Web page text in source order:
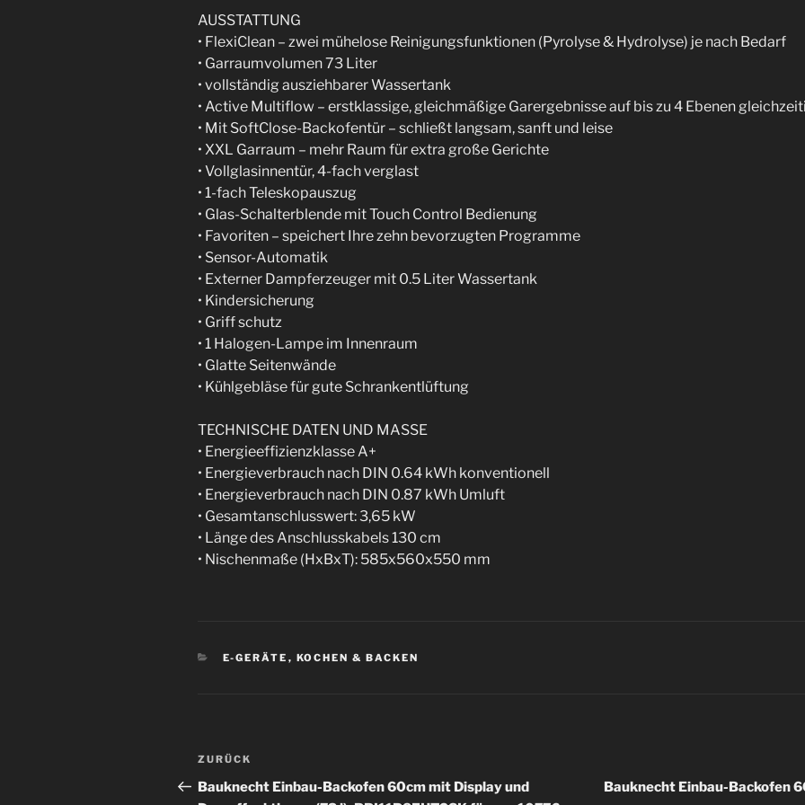
AUSSTATTUNG
• FlexiClean – zwei mühelose Reinigungsfunktionen (Pyrolyse & Hydrolyse) je nach Bedarf
• Garraumvolumen 73 Liter
• vollständig ausziehbarer Wassertank
• Active Multiflow – erstklassige, gleichmäßige Garergebnisse auf bis zu 4 Ebenen
• Mit SoftClose-Backofentür – schließt langsam, sanft und leise
• XXL Garraum – mehr Raum für extra große Gerichte
• Vollglasinnentür, 4-fach verglast
• 1-fach Teleskopauszug
• Glas-Schalterblende mit Touch Control Bedienung
• Favoriten – speichert Ihre zehn bevorzugten Programme
• Sensor-Automatik
• Externer Dampferzeuger mit 0.5 Liter Wassertank
• Kindersicherung
• Griff schutz
• 1 Halogen-Lampe im Innenraum
• Glatte Seitenwände
• Kühlgebläse für gute Schrankentlüftung
TECHNISCHE DATEN UND MASSE
• Energieeffizienzklasse A+
• Energieverbrauch nach DIN 0.64 kWh konventionell
• Energieverbrauch nach DIN 0.87 kWh Umluft
• Gesamtanschlusswert: 3,65 kW
• Länge des Anschlusskabels 130 cm
• Nischenmaße (HxBxT): 585x560x550 mm
KATEGORIEN
E-GERÄTE , KOCHEN & BACKEN
Beitragsnavigation
Vorheriger
Beitrag
ZURÜCK
Bauknecht Einbau-Backofen 60cm mit Display und
Bauknecht Einbau-Backofen